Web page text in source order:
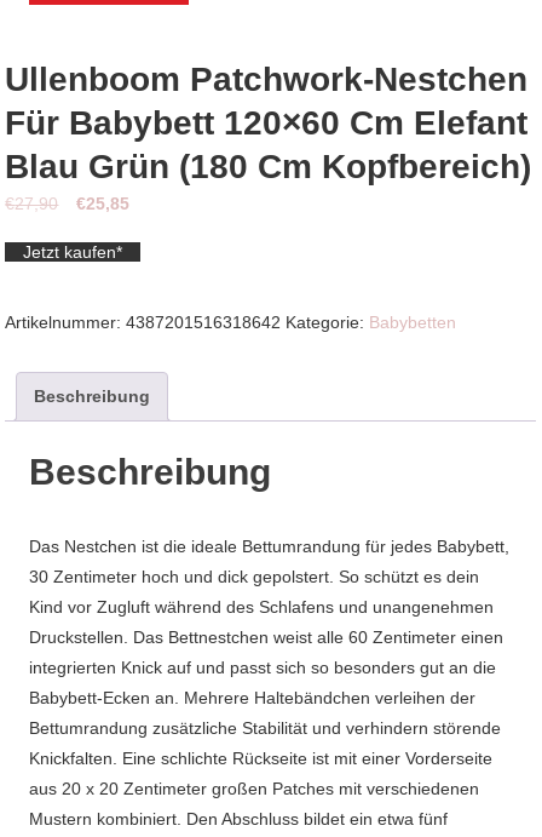
Ullenboom Patchwork-Nestchen
Für Babybett 120×60 Cm Elefant
Blau Grün (180 Cm Kopfbereich)
€27,90
Ursprünglicher
war:
€25,85Aktueller
ist:
Jetzt kaufen*
Artikelnummer:4387201516318642 Kategorie: Babybetten
Beschreibung
Beschreibung
Das Nestchen ist die ideale Bettumrandung für jedes Babybett,
30 Zentimeter hoch und dick gepolstert. So schützt es dein
Kind vor Zugluft während des Schlafens und unangenehmen
Druckstellen. Das Bettnestchen weist alle 60 Zentimeter einen
integrierten Knick auf und passt sich so besonders gut an die
Babybett-Ecken an. Mehrere Haltebändchen verleihen der
Bettumrandung zusätzliche Stabilität und verhindern störende
Knickfalten. Eine schlichte Rückseite ist mit einer Vorderseite
aus 20 x 20 Zentimeter großen Patches mit verschiedenen
Mustern kombiniert. Den Abschluss bildet ein etwa fünf